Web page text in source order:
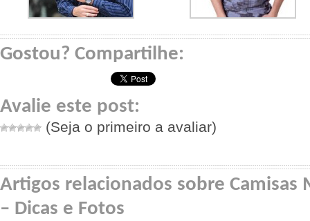
Gostou? Compartilhe:
Avalie este post:
(Seja o primeiro a avaliar)
Artigos relacionados sobre Camisas
– Dicas e Fotos